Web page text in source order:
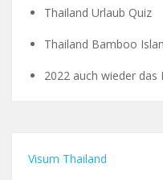
Thailand Urlaub Quiz
Thailand Bamboo
2022 auch wieder das
Visum Thailand